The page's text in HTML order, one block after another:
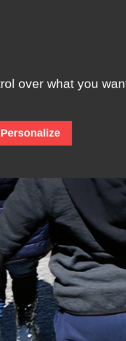
over what you
Personalize